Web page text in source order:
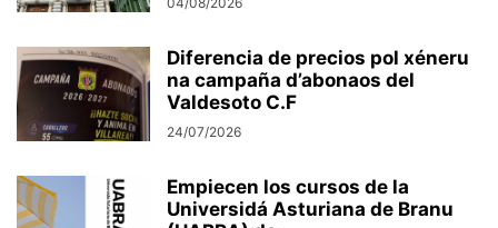
Diferencia de precios pol xéneru
na campaña d’abonaos del
Valdesoto C.F
24/07/2026
Empiecen los cursos de la
Universidá Asturiana de Branu